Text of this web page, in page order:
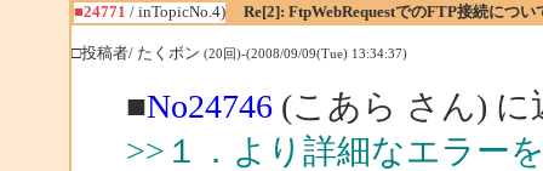
■24771 / inTopicNo.4) Re[2]: FtpWebRequestでのFTP接続につい
□投稿者/ たくボン (20回)-(2008/09/09(Tue) 13:34:37)
■No24746(こあら さん) に
>>１．より詳細なエラー